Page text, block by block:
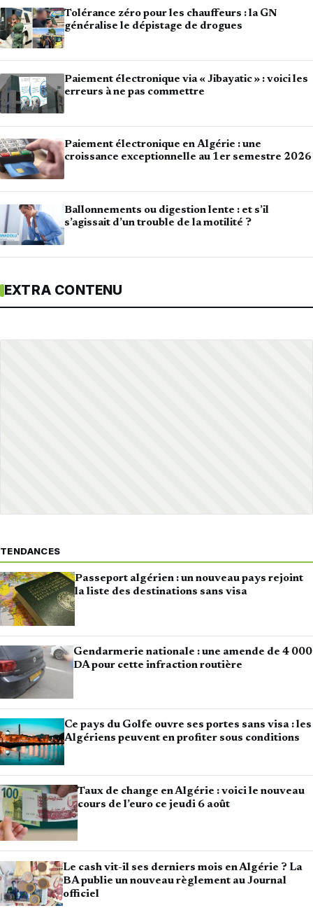
Tolérance zéro pour les chauffeurs : la GN
généralise le dépistage de drogues
Paiement électronique via « Jibayatic » : voici les
erreurs à ne pas commettre
Paiement électronique en Algérie : une
croissance exceptionnelle au 1er semestre 2026
Ballonnements ou digestion lente : et s’il
s’agissait d’un trouble de la motilité ?
EXTRA CONTENU
TENDANCES
Passeport algérien : un nouveau pays rejoint
la liste des destinations sans visa
Gendarmerie nationale : une amende de 4 000
DA pour cette infraction routière
Ce pays du Golfe ouvre ses portes sans visa : les
Algériens peuvent en profiter sous conditions
Taux de change en Algérie : voici le nouveau
cours de l’euro ce jeudi 6 août
Le cash vit-il ses derniers mois en Algérie ? La
BA publie un nouveau règlement au Journal
officiel